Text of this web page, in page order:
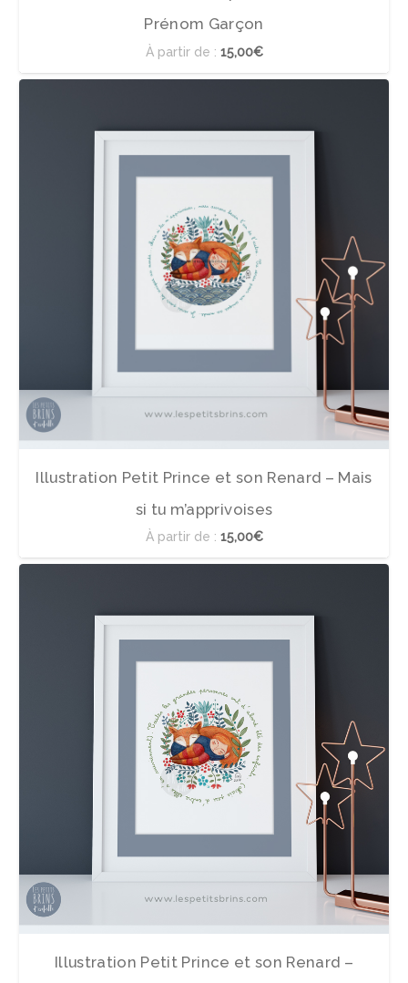
Prénom Garçon
À partir de : 15,00€
Illustration Petit Prince et son Renard – Mais
si tu m’apprivoises
À partir de : 15,00€
Illustration Petit Prince et son Renard –